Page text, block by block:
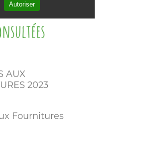
Autoriser
AUX
2023
Fournitures